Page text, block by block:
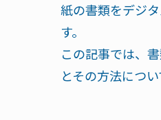
紙の書類をデジ
す。
この記事では、
とその方法につ